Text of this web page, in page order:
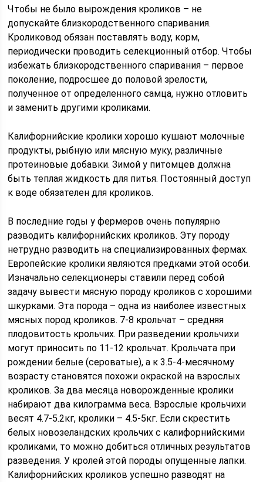
Чтобы не было вырождения кроликов – не
допускайте близкородственного спаривания.
Кроликовод обязан поставлять воду, корм,
периодически проводить селекционный отбор. Чтобы
избежать близкородственного спаривания – первое
поколение, подросшее до половой зрелости,
полученное от определенного самца, нужно отловить
и заменить другими кроликами.
Калифорнийские кролики хорошо кушают молочные
продукты, рыбную или мясную муку, различные
протеиновые добавки. Зимой у питомцев должна
быть теплая жидкость для питья. Постоянный доступ
к воде обязателен для кроликов.
В последние годы у фермеров очень популярно
разводить калифорнийских кроликов. Эту породу
нетрудно разводить на специализированных фермах.
Европейские кролики являются предками этой особи.
Изначально селекционеры ставили перед собой
задачу вывести мясную породу кроликов с хорошими
шкурками. Эта порода – одна из наиболее известных
мясных пород кроликов. 7-8 крольчат – средняя
плодовитость крольчих. При разведении крольчихи
могут приносить по 11-12 крольчат. Крольчата при
рождении белые (сероватые), а к 3.5-4-месячному
возрасту становятся похожи окраской на взрослых
кроликов. За два месяца новорожденные кролики
набирают два килограмма веса. Взрослые крольчихи
весят 4.7-5.2кг, кролики – 4.5-5кг. Если скрестить
белых новозеландских крольчих с калифорнийскими
кроликами, то можно добиться отличных результатов
разведения. У кролей этой породы опущенные лапки.
Калифорнийских кроликов успешно разводят на